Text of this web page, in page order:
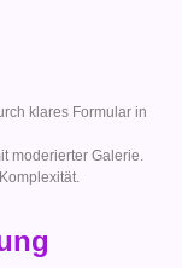
klares Formular in
moderierter Galerie.